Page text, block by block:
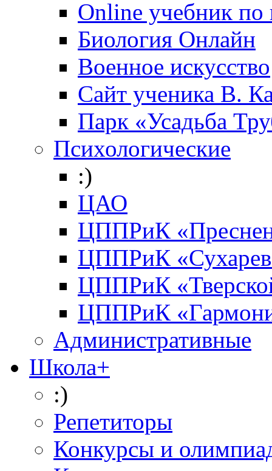
Online учебник по
Биология Онлайн
Военное искусство
Cайт ученика В.
Парк «Усадьба
Психологические
:)
ЦАО
ЦППРиК
ЦППРиК
ЦППРиК
ЦППРиК
Административные
Школа+
:)
Репетиторы
Конкурсы и